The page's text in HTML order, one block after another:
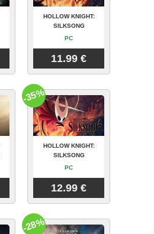
HOLLOW KNIGHT:
SILKSONG
PC
11.99 €
HOLLOW KNIGHT:
SILKSONG
PC
12.99 €
-35%
-28%